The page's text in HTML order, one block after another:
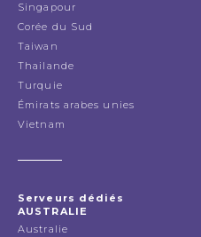
Singapour
Corée du Sud
Taiwan
Thailande
Turquie
Émirats arabes unies
Vietnam
Serveurs dédiés
AUSTRALIE
Australie